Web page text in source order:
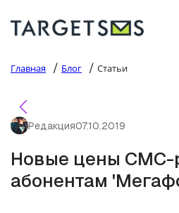
Главная / Блог / Статьи
Редакция07.10.2019
Новые цены СМС-
абонентам